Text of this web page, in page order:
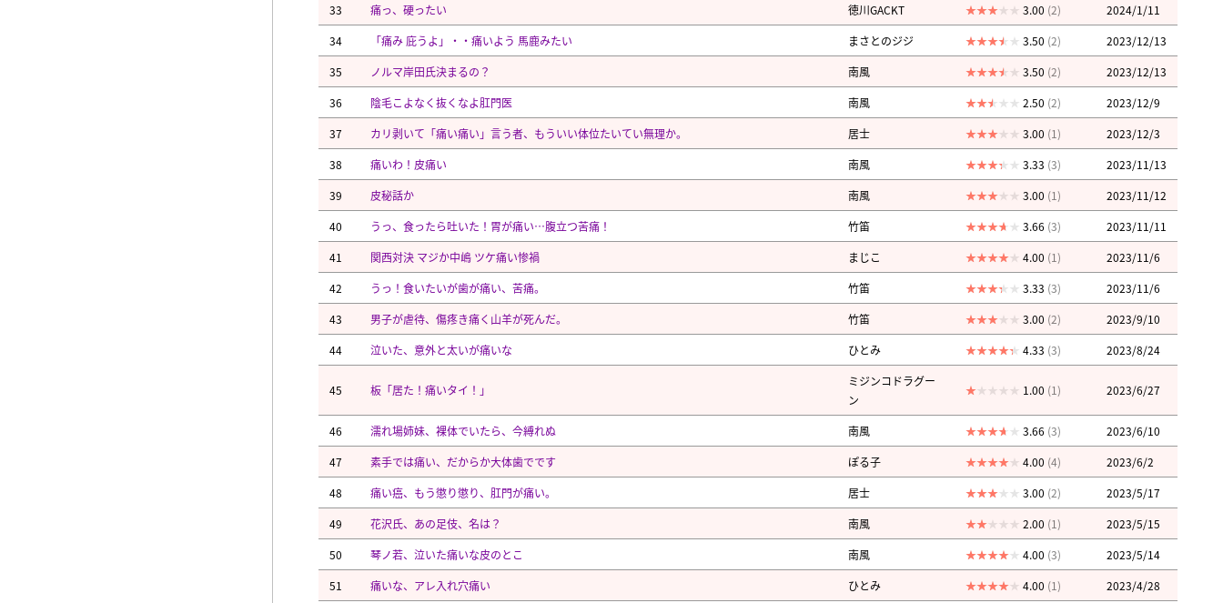
33
痛っ、硬ったい 徳川GACKT 3.00 (2)
2024/1/11
34
「痛み 庇うよ」・・痛いよう 馬鹿みたい まさとのジジ 3.50 (2)
2023/12/13
35
ノルマ岸田氏決まるの？ 南風 3.50 (2)
2023/12/13
36
陰毛こよなく抜くなよ肛門医 南風 2.50 (2)
2023/12/9
37
カリ剥いて「痛い痛い」言う者、もういい体位たいてい無理か。 居士 3.00 (1)
2023/12/3
38
痛いわ！皮痛い 南風 3.33 (3)
2023/11/13
39
皮秘話か 南風 3.00 (1)
2023/11/12
40
うっ、食ったら吐いた！胃が痛い…腹立つ苦痛！ 竹笛 3.66 (3)
2023/11/11
41
関西対決 マジか中嶋 ツケ痛い惨禍 まじこ 4.00 (1)
2023/11/6
42
うっ！食いたいが歯が痛い、苦痛。 竹笛 3.33 (3)
2023/11/6
43
男子が虐待、傷疼き痛く山羊が死んだ。 竹笛 3.00 (2)
2023/9/10
44
泣いた、意外と太いが痛いな ひとみ 4.33 (3) 2023/8/24
45 板「居た！痛いタイ！」
ミジンコドラグー
ン
1.00 (1) 2023/6/27
46 濡れ場姉妹、裸体でいたら、今縛れぬ 南風 3.66 (3)
2023/6/10
47
素手では痛い、だからか大体歯でです ぽる子 4.00 (4)
2023/6/2
48
痛い癌、もう懲り懲り、肛門が痛い。 居士 3.00 (2)
2023/5/17
49
花沢氏、あの足伎、名は？ 南風 2.00 (1)
2023/5/15
50
琴ノ若、泣いた痛いな皮のとこ 南風 4.00 (3)
2023/5/14
51
痛いな、アレ入れ穴痛い ひとみ 4.00 (1)
2023/4/28